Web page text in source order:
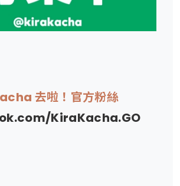
去啦！官方粉絲
KiraKacha.GO